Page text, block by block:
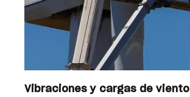
Vibraciones y cargas de viento